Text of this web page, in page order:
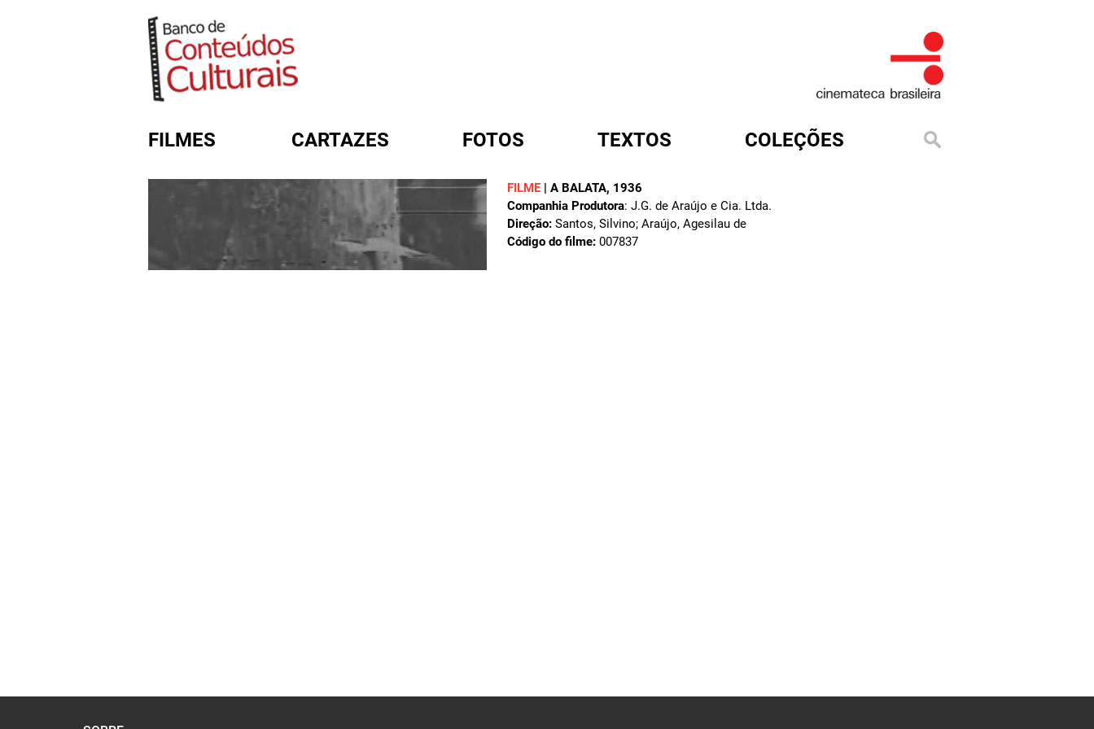
FILMES CARTAZES FOTOS TEXTOS COLEÇÕES
FILME | A BALATA, 1936
Companhia Produtora: J.G. de Araújo e Cia. Ltda.
Direção: Santos, Silvino; Araújo, Agesilau de
Código do filme: 007837
FORMULÁRIO DE BUSCA